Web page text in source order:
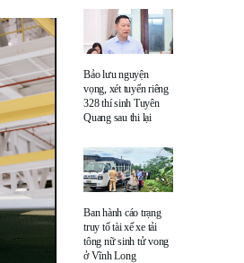
Bảo lưu nguyện
vọng, xét tuyển riêng
328 thí sinh Tuyên
Quang sau thi lại
Ban hành cáo trạng
truy tố tài xế xe tải
tông nữ sinh tử vong
ở Vĩnh Long